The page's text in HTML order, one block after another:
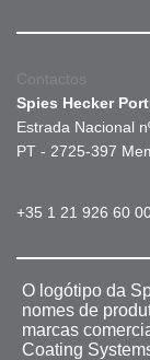
Contactos
Spies Hecker
Estrada Nacional
PT - 2725-397
+35 1 21 926 60
O logótipo da
nomes de
marcas
Coating